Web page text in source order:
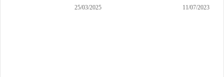
11/07/2023
25/03/2025